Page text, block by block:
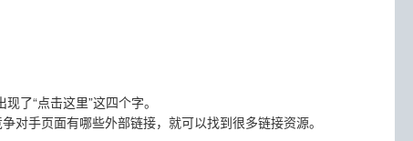
了“点击这里”这四个字。
对手页面有哪些外部链接，就可以找到很多链接资源。